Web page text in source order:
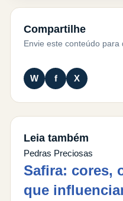
Compartilhe
Envie este conteúdo para
W f X
Leia também
Pedras Preciosas
Safira: cores,
que